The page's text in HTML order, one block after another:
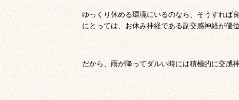
ゆっくり休める環境にいるのなら、そうすれば
にとっては、お休み神経である副交感神経が優
だから、雨が降ってダルい時には積極的に交感